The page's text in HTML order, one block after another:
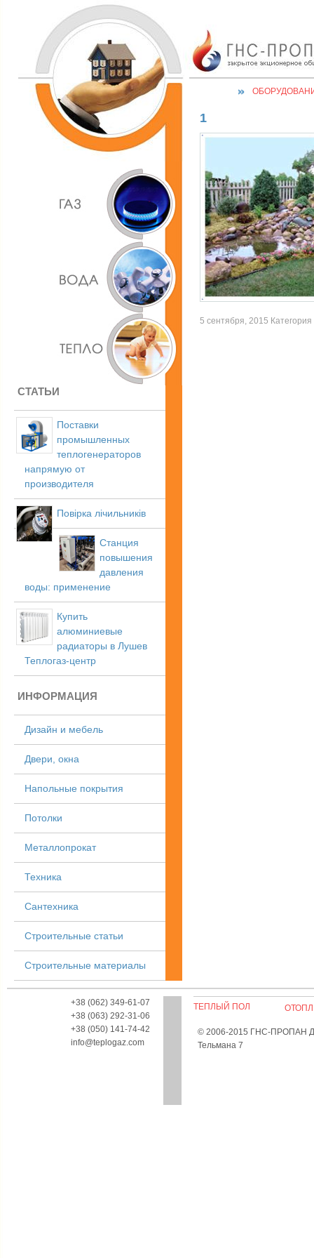
СТАТЬИ
Поставки
промышленных
теплогенераторов
напрямую от
производителя
Повірка лічильників
Станция
повышения
давления
воды: применение
Купить
алюминиевые
радиаторы в Лушев
Теплогаз-центр
ИНФОРМАЦИЯ
Дизайн и мебель
Двери, окна
Напольные покрытия
Потолки
Металлопрокат
Техника
Сантехника
Строительные статьи
Строительные материалы
1
5 сентября, 2015 Категория
+38 (062) 349-61-07
+38 (063) 292-31-06
+38 (050) 141-74-42
info@teplogaz.com
ТЕПЛЫЙ ПОЛ
© 2006-2015 ГНС-ПРОПАН
Тельмана 7